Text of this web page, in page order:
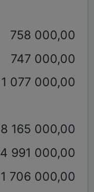
758 000,00
747 000,00
1 077 000,00
8 165 000,00
4 991 000,00
1 706 000,00